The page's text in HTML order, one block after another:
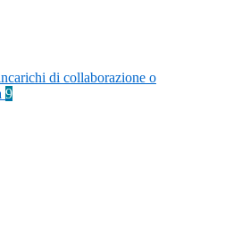
di collaborazione o
9